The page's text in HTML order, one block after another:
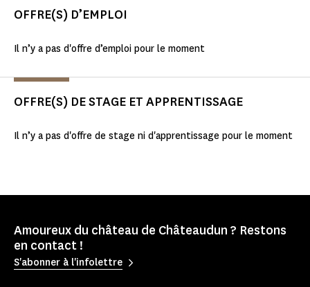
OFFRE(S) D’EMPLOI
Il n’y a pas d'offre d’emploi pour le moment
OFFRE(S) DE STAGE ET APPRENTISSAGE
Il n’y a pas d'offre de stage ni d'apprentissage pour le moment
Amoureux du château de Châteaudun ? Restons
en contact !
S'abonner à l'infolettre